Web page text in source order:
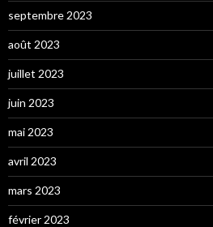
septembre 2023
août 2023
juillet 2023
juin 2023
mai 2023
avril 2023
mars 2023
février 2023